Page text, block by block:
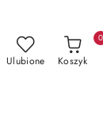
Ulubione Koszyk
0